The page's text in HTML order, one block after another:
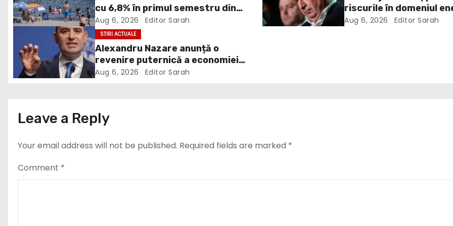
v
i
g
a
i
o
cu 6,8% în primul semestru din
2026
Aug 6, 2026 Editor Sarah
riscurile în domeniul
electrice. Ce a decis
Aug 6, 2026 Editor Sarah
STIRI ACTUALE
Alexandru Nazare anunță o
revenire puternică a economiei
în 2027: Inflația va scădea,
Aug 6, 2026 Editor Sarah
Leave a Reply
Your email address will not be published. Required fields are marked *
Comment *